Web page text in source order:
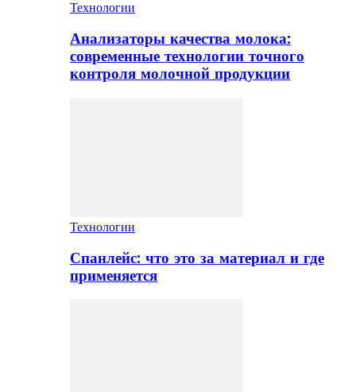
Технологии
Анализаторы качества молока:
современные технологии точного
контроля молочной продукции
Технологии
Спанлейс: что это за материал и где
применяется